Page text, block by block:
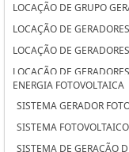
LOCAÇÃO DE GRUPO
LOCAÇÃO DE
LOCAÇÃO DE
LOCAÇÃO DE
LOCAÇÃO DE
ENERGIA FOTOVOLTAICA
SISTEMA GERADOR
SISTEMA
SISTEMA DE GERAÇÃO